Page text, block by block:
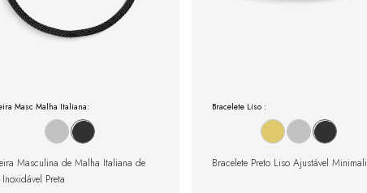
Masc Malha Italiana:
Masculina de Malha Italiana de
Preta
Bracelete Liso :
Bracelete Preto Liso Ajustável